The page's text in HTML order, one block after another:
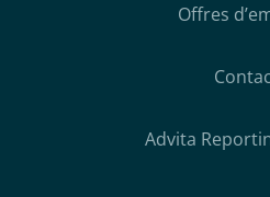
Offres
Advita